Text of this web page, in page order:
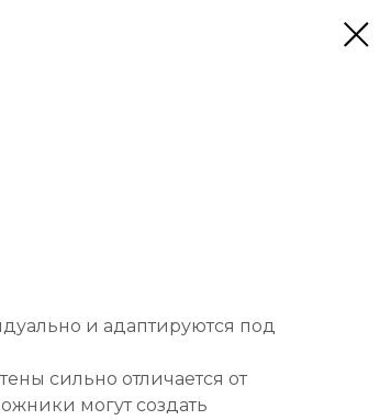
и адаптируются под
сильно отличается от
могут создать